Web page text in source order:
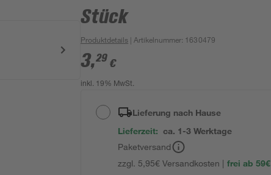
Stück
Produktdetails | Artikelnummer: 1630479
3,29 €
inkl. 19% MwSt.
Lieferung nach Hause
Lieferzeit: ca. 1-3 Werktage
Paketversand
zzgl. 5,95€ Versandkosten | frei ab 59€